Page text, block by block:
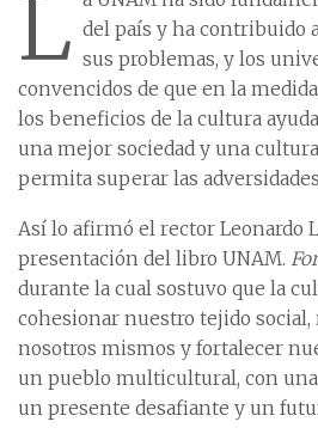
L del país y ha contribuido
sus problemas, y los
convencidos de que en la
los beneficios de la cultura
una mejor sociedad y una
permita superar las
Así lo afirmó el rector Leonardo
presentación del libro UNAM.
durante la cual sostuvo que la
cohesionar nuestro tejido
nosotros mismos y fortalecer
un pueblo multicultural, con
un presente desafiante y un